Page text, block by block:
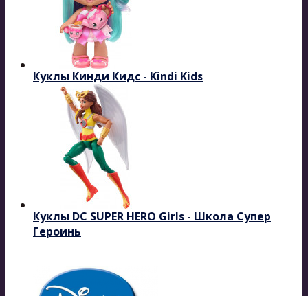
Куклы Кинди Кидс - Kindi Kids
Куклы DC SUPER HERO Girls - Школа Супер
Героинь